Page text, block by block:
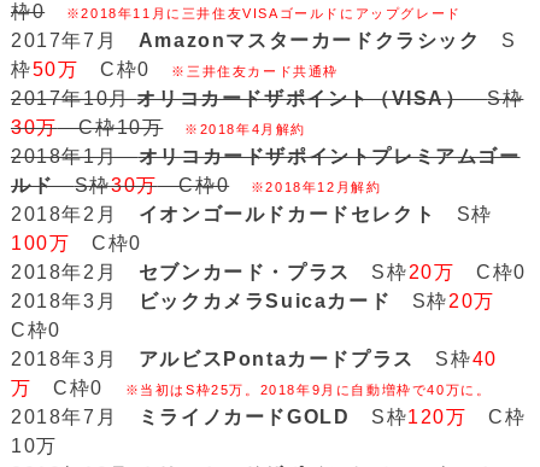
枠0
※2018年11月に三井住友VISAゴールドにアップグレード
2017年7月 Amazonマスターカードクラシック
S
枠50万 C枠0 ※三井住友カード共通枠
2017年10月オリコカードザポイント（VISA）S枠
30万C枠10万 ※2018年4月解約
2018年1月オリコカードザポイントプレミアムゴー
ルドS枠30万C枠0 ※2018年12月解約
2018年2月 イオンゴールドカードセレクト
S枠
100万 C枠0
2018年2月 セブンカード・プラス S枠20万 C枠0
2018年3月
ビックカメラSuicaカード S枠20万
C枠0
2018年3月 アルビスPontaカードプラス S枠40
万 C枠0 ※当初はS枠25万。2018年9月に自動増枠で40万に。
2018年7月 ミライノカードGOLD S枠120万 C枠
10万